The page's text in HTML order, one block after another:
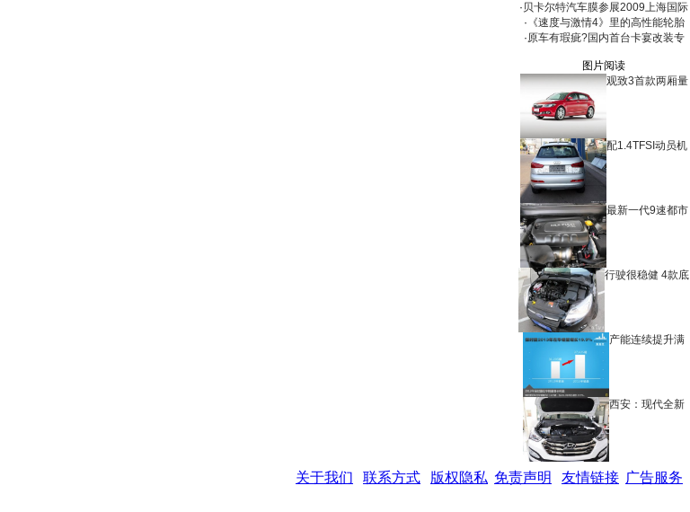
· 贝卡尔特汽车膜参展2009上海国际
· 《速度与激情4》里的高性能轮胎
·原车有瑕疵?国内首台卡宴改装专
图片阅读
观致3首款两厢量
配1.4TFSI动员机
最新一代9速都市
行驶很稳健 4款底
产能连续提升满
西安：现代全新